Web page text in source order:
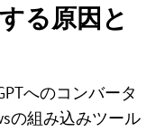
る原因と
へのコンバータ
の組み込みツール